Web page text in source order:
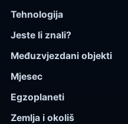
Tehnologija
Jeste li znali?
Međuzvjezdani objekti
Mjesec
Egzoplaneti
Zemlja i okoliš